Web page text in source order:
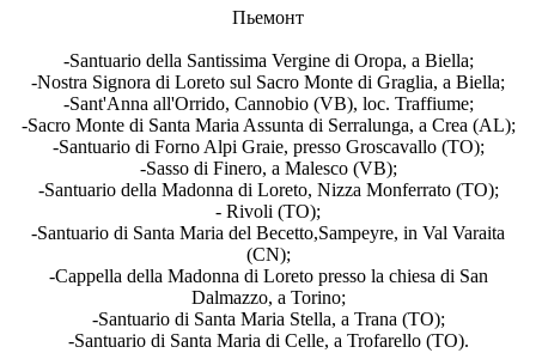
Пьемонт
-Santuario della Santissima Vergine di Oropa, a Biella;
-Nostra Signora di Loreto sul Sacro Monte di Graglia, a Biella;
-Sant'Anna all'Orrido, Cannobio (VB), loc. Traffiume;
-Sacro Monte di Santa Maria Assunta di Serralunga, a Crea (AL);
-Santuario di Forno Alpi Graie, presso Groscavallo (TO);
-Sasso di Finero, a Malesco (VB);
-Santuario della Madonna di Loreto, Nizza Monferrato (TO);
- Rivoli (TO);
-Santuario di Santa Maria del Becetto,Sampeyre, in Val Varaita
(CN);
-Cappella della Madonna di Loreto presso la chiesa di San
Dalmazzo, a Torino;
-Santuario di Santa Maria Stella, a Trana (TO);
-Santuario di Santa Maria di Celle, a Trofarello (TO).